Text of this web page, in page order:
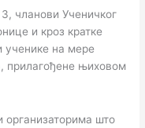
чланови Ученичког
и кроз кратке
ученике на мере
прилагођене њиховом
што